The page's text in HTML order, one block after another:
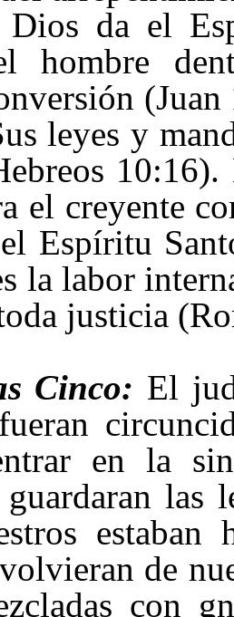
Dios da el
hombre
leyes y
el creyente
Espíritu
la labor
justicia
Cinco: El
en la
las
de
con